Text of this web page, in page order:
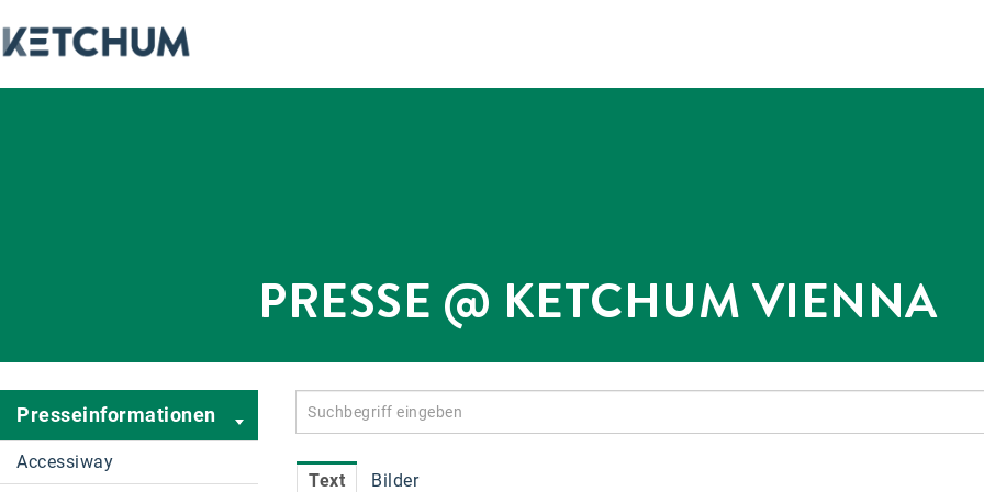
PRESSE @ KETCHUM VIENNA
Presseinformationen
Accessiway
Text
Bilder